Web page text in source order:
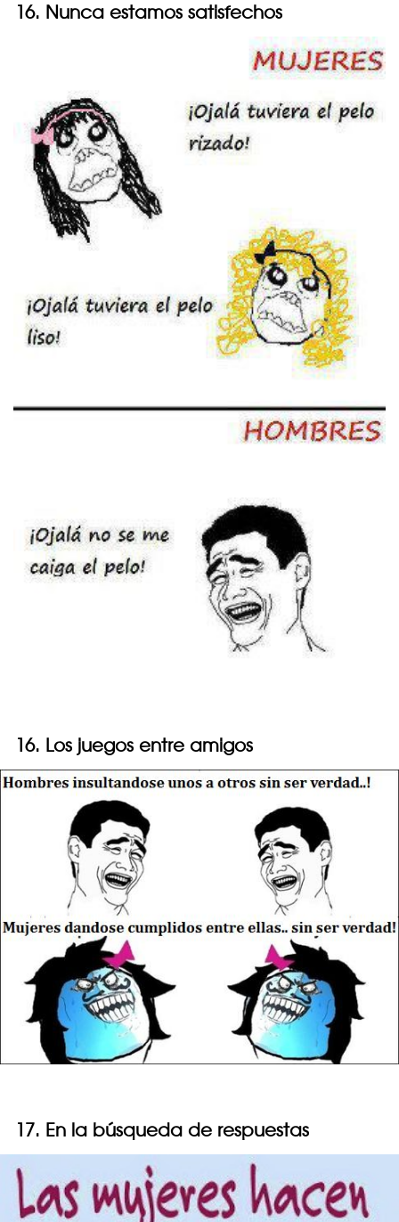
16. Nunca estamos satisfechos
16. Los juegos entre amigos
17. En la búsqueda de respuestas